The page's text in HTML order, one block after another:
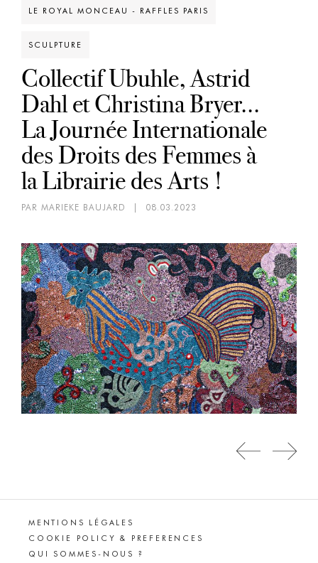
LE ROYAL MONCEAU - RAFFLES PARIS
SCULPTURE
Collectif Ubuhle, Astrid
Dahl et Christina Bryer...
La Journée Internationale
des Droits des Femmes à
la Librairie des Arts !
PAR MARIEKE BAUJARD 08.03.2023
MENTIONS LÉGALES
COOKIE POLICY & PREFERENCES
QUI SOMMES-NOUS ?